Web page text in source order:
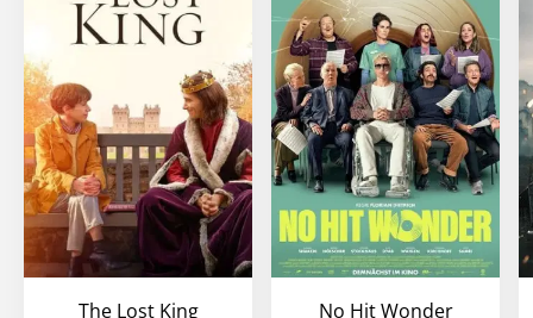
The Lost King No Hit Wonder